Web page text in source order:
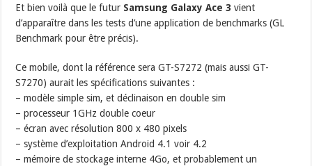
Et bien voilà que le futur Samsung Galaxy Ace 3 vient
d’apparaître dans les tests d’une application de benchmarks (GL
Benchmark pour être précis).
Ce mobile, dont la référence sera GT-S7272 (mais aussi GT-
S7270) aurait les spécifications suivantes :
– modèle simple sim, et déclinaison en double sim
– processeur 1GHz double coeur
– écran avec résolution 800 x 480 pixels
– système d’exploitation Android 4.1 voir 4.2
– mémoire de stockage interne 4Go, et probablement un